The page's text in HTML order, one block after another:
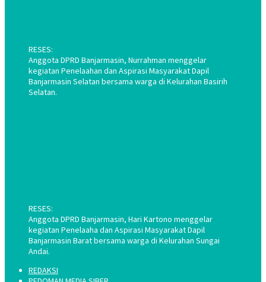
RESES:
Anggota DPRD Banjarmasin, Nurrahman menggelar
kegiatan Penelaahan dan Aspirasi Masyarakat Dapil
Banjarmasin Selatan bersama warga di Kelurahan Basirih
Selatan.
RESES:
Anggota DPRD Banjarmasin, Hari Kartono menggelar
kegiatan Penelaaha dan Aspirasi Masyarakat Dapil
Banjarmasin Barat bersama warga di Kelurahan Sungai
Andai.
REDAKSI